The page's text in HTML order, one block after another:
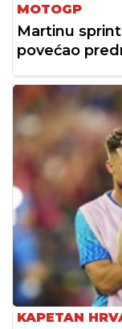
MOTOGP
Martinu
povećao
KAPETAN